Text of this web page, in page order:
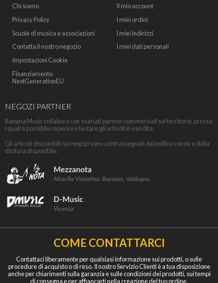
Chi siamo
Privacy Policy
Scuole di musica e associazioni
Contatta il nostro negozio
Impostazioni Cookie
Finanziamento
NextGenerationEU
Il mio account
I miei ordini
I miei indirizzi
I miei dati personali
NEGOZI PARTNER
Banana Music collabora con svariati partner commerciali sul territorio, presso
i quali è possibile reperire e testare gli articoli in vendita.
Gli articoli disponibili nei negozi sono contrassegnati dal bollino verde e dalla
dicitura disponibile.
COME CONTATTARCI
Contattaci liberamente per qualsiasi informazione sui prodotti, o sulle
procedure di acquisto o di reso. Il nostro Servizio Clienti è a tua disposizione
anche per chiarimenti sulla garanzia e sulle condizioni dei prodotti, sui tempi
di consegna e per affiancarti nella creazione del tuo ordine.